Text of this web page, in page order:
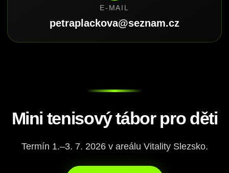
E-MAIL
petraplackova@seznam.cz
Mini tenisový tábor pro děti
Termín 1.–3. 7. 2026 v areálu Vitality Slezsko.